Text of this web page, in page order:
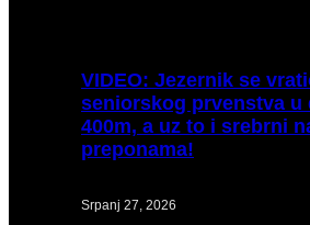
VIDEO: Jezernik se
seniorskog prvenstva u
400m, a uz to i srebrni
preponama!
Srpanj 27, 2026